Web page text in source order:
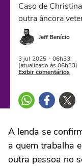
Caso de
outra âncora
Jeff Benício
3 jul 2025 - 06h33
(atualizado às 06h33)
Exibir comentários
A lenda se
a quem trabalha
outra pessoa no